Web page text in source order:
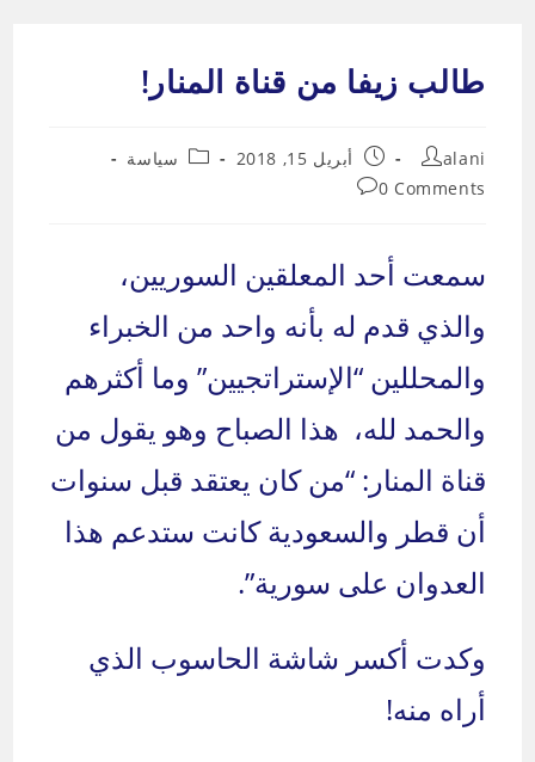
طالب زيفا من قناة المنار!
Post
author:
alani
Post
published:
أبريل 15, 2018
Postسياسة
Post
0 Comments
سمعت أحد المعلقين السوريين،
والذي قدم له بأنه واحد من الخبراء
والمحللين “الإستراتجيين” وما أكثرهم
والحمد لله، هذا الصباح وهو يقول من
قناة المنار: “من كان يعتقد قبل سنوات
أن قطر والسعودية كانت ستدعم هذا
العدوان على سورية”.
وكدت أكسر شاشة الحاسوب الذي
أراه منه!